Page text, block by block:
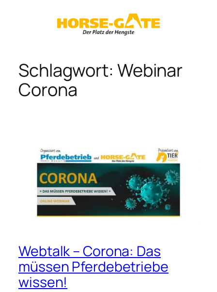
Schlagwort: Webinar
Corona
Webtalk – Corona: Das
müssen Pferdebetriebe
wissen!